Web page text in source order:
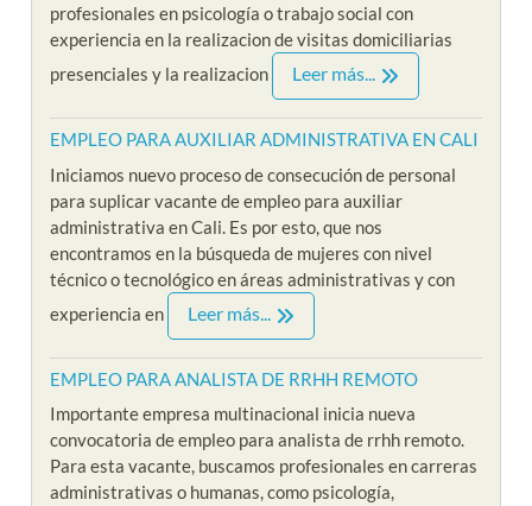
profesionales en psicología o trabajo social con
experiencia en la realizacion de visitas domiciliarias
presenciales y la realizacion
Leer más...
EMPLEO PARA AUXILIAR ADMINISTRATIVA EN CALI
Iniciamos nuevo proceso de consecución de personal
para suplicar vacante de empleo para auxiliar
administrativa en Cali. Es por esto, que nos
encontramos en la búsqueda de mujeres con nivel
técnico o tecnológico en áreas administrativas y con
experiencia en
Leer más...
EMPLEO PARA ANALISTA DE RRHH REMOTO
Importante empresa multinacional inicia nueva
convocatoria de empleo para analista de rrhh remoto.
Para esta vacante, buscamos profesionales en carreras
administrativas o humanas, como psicología,